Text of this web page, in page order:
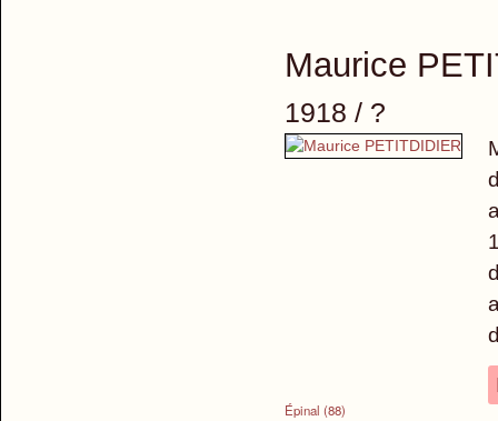
Maurice
1918 / ?
Épinal (88)